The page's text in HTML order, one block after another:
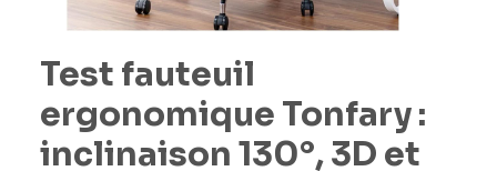
Test fauteuil
ergonomique Tonfary :
inclinaison 130°, 3D et